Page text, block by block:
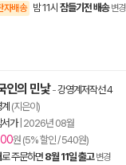
자배송 밤 11시 잠들기전 배송 변경
인의 민낯-강영계저작선 4
(지은이)
서가| 2026년 08월
원 (5% 할인 / 540원)
로 주문하면 8월 11일 출고 변경